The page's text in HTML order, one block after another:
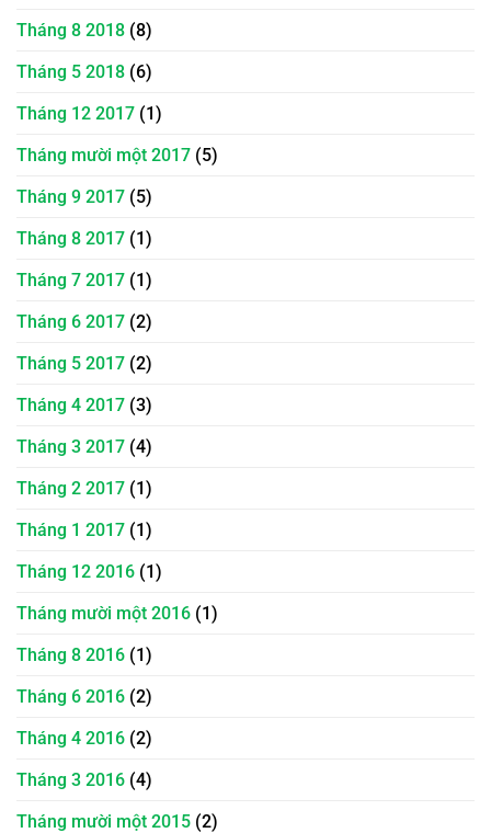
Tháng 8 2018 (8)
Tháng 5 2018 (6)
Tháng 12 2017 (1)
Tháng mười một 2017 (5)
Tháng 9 2017 (5)
Tháng 8 2017 (1)
Tháng 7 2017 (1)
Tháng 6 2017 (2)
Tháng 5 2017 (2)
Tháng 4 2017 (3)
Tháng 3 2017 (4)
Tháng 2 2017 (1)
Tháng 1 2017 (1)
Tháng 12 2016 (1)
Tháng mười một 2016 (1)
Tháng 8 2016 (1)
Tháng 6 2016 (2)
Tháng 4 2016 (2)
Tháng 3 2016 (4)
Tháng mười một 2015 (2)